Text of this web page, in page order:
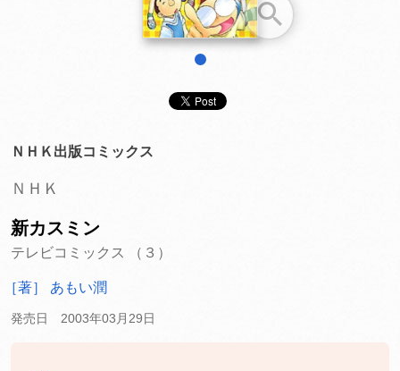
ＮＨＫ出版コミックス
ＮＨＫ
新カスミン
テレビコミックス （３）
［著］ あもい潤
発売日 2003年03月29日